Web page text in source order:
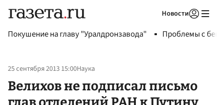
Новости
Покушение на главу "Уралдронзавода" Проблемы с
25 сентября 2013 15:00Наука
Велихов не подписал письмо